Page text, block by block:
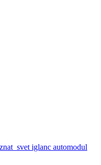
iglanc automodul